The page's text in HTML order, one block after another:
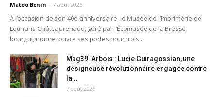
Matéo Bonin - 7 août 2026
À l’occasion de son 40e anniversaire, le Musée de l’Imprimerie de
Louhans-Châteaurenaud, géré par l’Écomusée de la Bresse
bourguignonne, ouvre ses portes pour trois...
Mag39. Arbois : Lucie Guiragossian, une
designeuse révolutionnaire engagée contre
la...
7 août 2026